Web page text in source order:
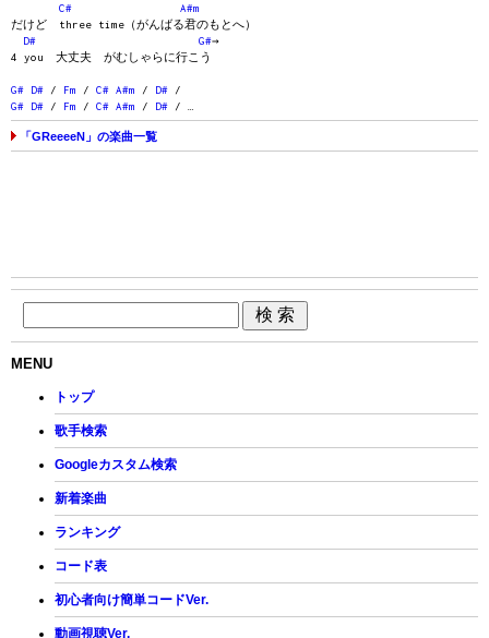
C#
A#m
だけど three time（がんばる君のもとへ）
D#
G#→
4 you 大丈夫 がむしゃらに行こう
G# D# / Fm / C# A#m / D# /
G#
D# / Fm / C# A#m / D# / …
「GReeeeN」の楽曲一覧
MENU
トップ
歌手検索
Googleカスタム検索
新着楽曲
ランキング
コード表
初心者向け簡単コードVer.
動画視聴Ver.